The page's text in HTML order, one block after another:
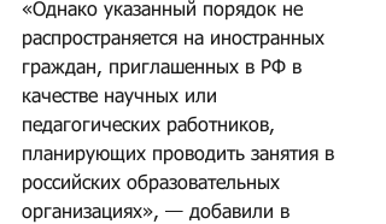
«Однако указанный порядок не
распространяется на иностранных
граждан, приглашенных в РФ в
качестве научных или
педагогических работников,
планирующих проводить занятия в
российских образовательных
организациях», — добавили в